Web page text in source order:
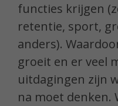
functies krijgen
retentie, sport,
anders).
groeit en er veel
uitdagingen zijn
na moet denken.